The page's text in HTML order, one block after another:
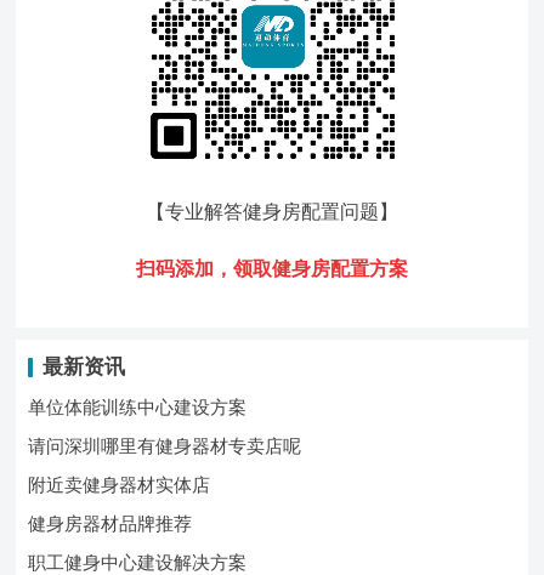
【专业解答健身房配置问题 】
扫码添加，领取健身房配置方案
最新资讯
单位体能训练中心建设方案
请问深圳哪里有健身器材专卖店呢
附近卖健身器材实体店
健身房器材品牌推荐
职工健身中心建设解决方案